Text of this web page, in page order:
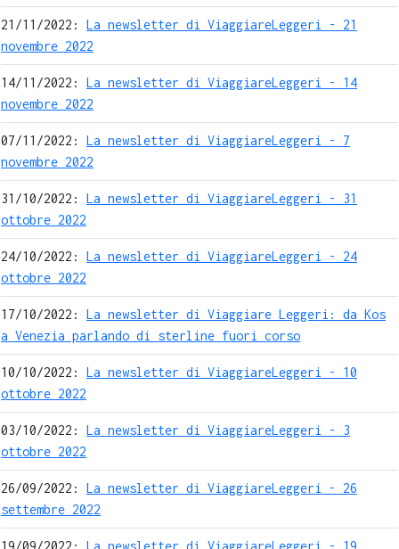
21/11/2022: La newsletter di ViaggiareLeggeri - 21
novembre 2022
14/11/2022: La newsletter di ViaggiareLeggeri - 14
novembre 2022
07/11/2022: La newsletter di ViaggiareLeggeri - 7
novembre 2022
31/10/2022: La newsletter di ViaggiareLeggeri - 31
ottobre 2022
24/10/2022: La newsletter di ViaggiareLeggeri - 24
ottobre 2022
17/10/2022: La newsletter di Viaggiare Leggeri: da Kos
a Venezia parlando di sterline fuori corso
10/10/2022: La newsletter di ViaggiareLeggeri - 10
ottobre 2022
03/10/2022: La newsletter di ViaggiareLeggeri - 3
ottobre 2022
26/09/2022: La newsletter di ViaggiareLeggeri - 26
settembre 2022
19/09/2022: La newsletter di ViaggiareLeggeri - 19